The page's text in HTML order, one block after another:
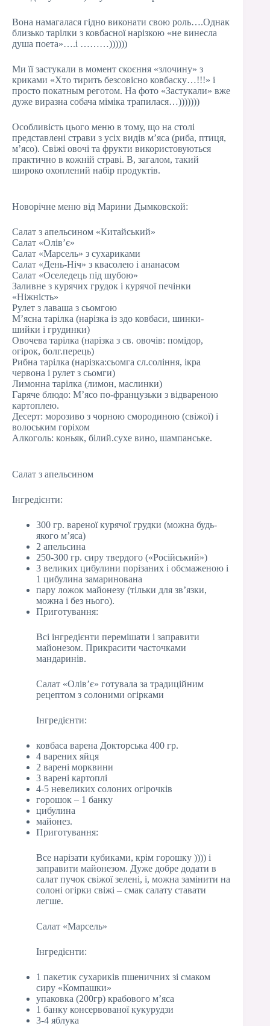
Вона намагалася гідно виконати свою роль….Однак
близько тарілки з ковбасної нарізкою «не винесла
душа поета»….і ………))))))
Ми її застукали в момент скоєння «злочину» з
криками «Хто тирить безсовісно ковбаску…!!!» і
просто покатным реготом. На фото «Застукали» вже
дуже виразна собача міміка трапилася…)))))))
Особливість цього меню в тому, що на столі
представлені страви з усіх видів м’яса (риба, птиця,
м’ясо). Свіжі овочі та фрукти використовуються
практично в кожній страві. В, загалом, такий
широко охоплений набір продуктів.
Новорічне меню від Марини Дымковской:
Салат з апельсином «Китайський»
Салат «Олів’є»
Салат «Марсель» з сухариками
Салат «День-Ніч» з квасолею і ананасом
Салат «Оселедець під шубою»
Заливне з курячих грудок і курячої печінки
«Ніжність»
Рулет з лаваша з сьомгою
М’ясна тарілка (нарізка із здо ковбаси, шинки-
шийки і грудинки)
Овочева тарілка (нарізка з св. овочів: помідор,
огірок, болг.перець)
Рибна тарілка (нарізка:сьомга сл.соління, ікра
червона і рулет з сьомги)
Лимонна тарілка (лимон, маслинки)
Гаряче блюдо: М’ясо по-французьки з відвареною
картоплею.
Десерт: морозиво з чорною смородиною (свіжої) і
волоським горіхом
Алкоголь: коньяк, білий.сухе вино, шампанське.
Салат з апельсином
Інгредієнти:
300 гр. вареної курячої грудки (можна будь-
якого м’яса)
2 апельсина
250-300 гр. сиру твердого («Російський»)
3 великих цибулини порізаних і обсмаженою і
1 цибулина замаринована
пару ложок майонезу (тільки для зв’язки,
можна і без нього).
Приготування:
Всі інгредієнти перемішати і заправити
майонезом. Прикрасити часточками
мандаринів.
Салат «Олів’є» готувала за традиційним
рецептом з солоними огірками
Інгредієнти:
ковбаса варена Докторська 400 гр.
4 варених яйця
2 варені морквини
3 варені картоплі
4-5 невеликих солоних огірочків
горошок – 1 банку
цибулина
майонез.
Приготування:
Все нарізати кубиками, крім горошку )))) і
заправити майонезом. Дуже добре додати в
салат пучок свіжої зелені, і, можна замінити на
солоні огірки свіжі – смак салату ставати
легше.
Салат «Марсель»
Інгредієнти:
1 пакетик сухариків пшеничних зі смаком
сиру «Компашки»
упаковка (200гр) крабового м’яса
1 банку консервованої кукурудзи
3-4 яблука